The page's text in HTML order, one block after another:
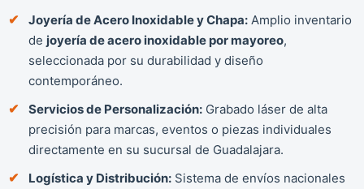
Joyería de Acero Inoxidable y Chapa: Amplio inventario
de joyería de acero inoxidable por mayoreo,
seleccionada por su durabilidad y diseño
contemporáneo.
Servicios de Personalización: Grabado láser de alta
precisión para marcas, eventos o piezas individuales
directamente en su sucursal de Guadalajara.
Logística y Distribución: Sistema de envíos nacionales